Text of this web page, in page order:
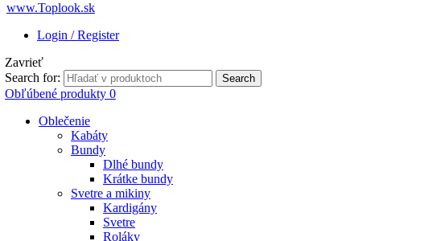
Login / Register
Zavrieť
Search for:
Search
Obľúbené produkty 0
Oblečenie
Kabáty
Bundy
Dlhé bundy
Krátke bundy
Svetre a mikiny
Kardigány
Svetre
Roláky